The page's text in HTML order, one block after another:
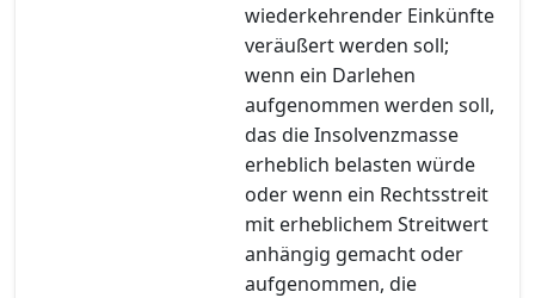
wiederkehrender Einkünfte
veräußert werden soll;
wenn ein Darlehen
aufgenommen werden soll,
das die Insolvenzmasse
erheblich belasten würde
oder wenn ein Rechtsstreit
mit erheblichem Streitwert
anhängig gemacht oder
aufgenommen, die